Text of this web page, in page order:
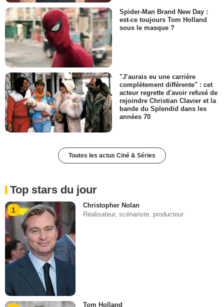
Spider-Man Brand New Day :
est-ce toujours Tom Holland
sous le masque ?
"J’aurais eu une carrière
complètement différente" : cet
acteur regrette d'avoir refusé de
rejoindre Christian Clavier et la
bande du Splendid dans les
années 70
Toutes les actus Ciné & Séries
Top stars du jour
1
Christopher Nolan
Réalisateur, scénariste, producteur
Tom Holland